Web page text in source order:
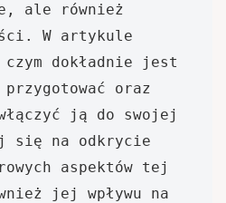
ale również
W artykule
dokładnie jest
oraz
ją do swojej
się na odkrycie
aspektów tej
jej wpływu na